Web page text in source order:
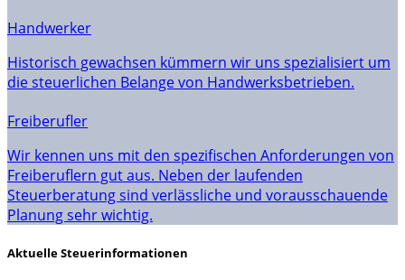
Handwerker
Historisch gewachsen kümmern wir uns spezialisiert um
die steuerlichen Belange von Handwerksbetrieben.
Freiberufler
Wir kennen uns mit den spezifischen Anforderungen von
Freiberuflern gut aus. Neben der laufenden
Steuerberatung sind verlässliche und vorausschauende
Planung sehr wichtig.
Aktuelle Steuerinformationen